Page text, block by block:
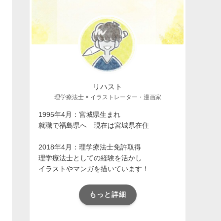
リハスト
理学療法士 × イラストレーター・漫画家
1995年4月：宮城県生まれ
就職で福島県へ 現在は宮城県在住
2018年4月：理学療法士免許取得
理学療法士としての経験を活かし
イラストやマンガを描いています！
もっと詳細